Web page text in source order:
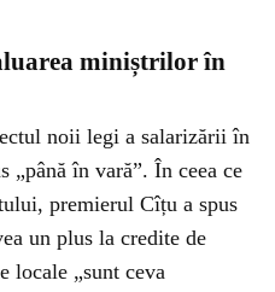
miniștrilor în
noii legi a salarizării în
„până în vară”. În ceea ce
premierul Cîțu a spus
un plus la credite de
locale „sunt ceva